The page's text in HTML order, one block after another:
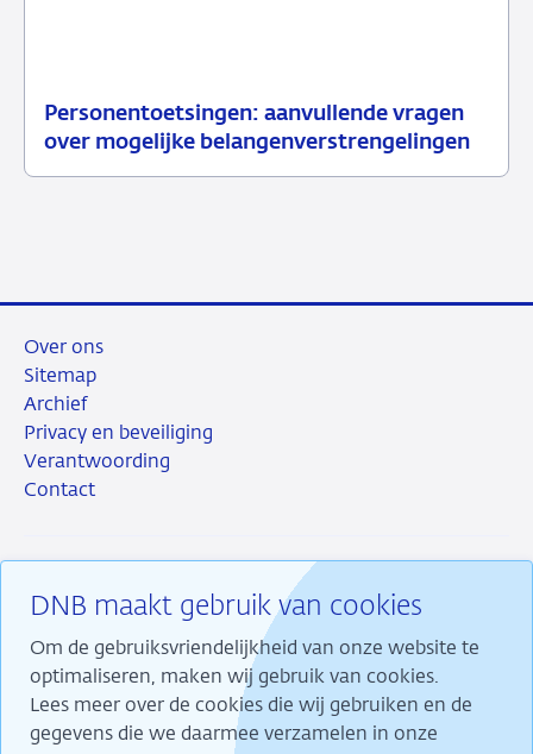
Personentoetsingen: aanvullende vragen
over mogelijke belangenverstrengelingen
09
Nieuwsbericht
DNB maakt gebruik van cookies
Om de gebruiksvriendelijkheid van onze website te
optimaliseren, maken wij gebruik van cookies.
Lees meer over de cookies die wij gebruiken en de
gegevens die we daarmee verzamelen in onze
Over ons
Sitemap
Archief
Privacy en beveiliging
Verantwoording
Contact
RSS InstagramLinkedin
X
Wij maken ons sterk voor financiële stabiliteit en